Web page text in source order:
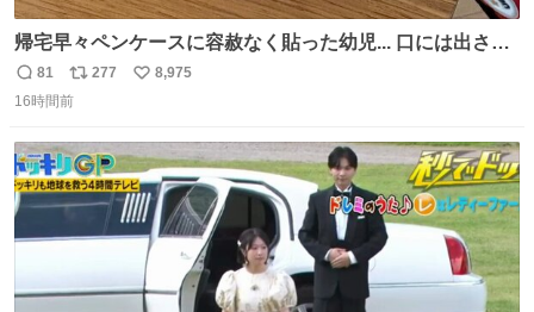
帰宅早々ペンケースに容赦なく貼った幼児... 口には出さぬ
が勿体無い精神で心がざわつく.....ッ
返
信
81
リ
ポ
ト
数
277
い
数
8,975
16時間前